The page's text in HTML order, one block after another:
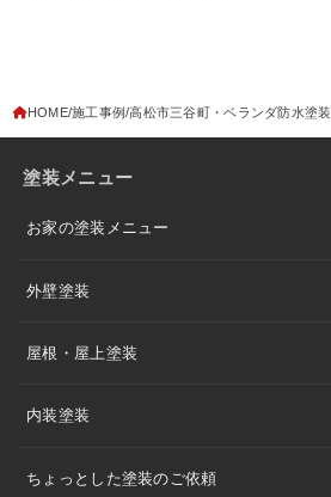
HOME 施工事例 高松市三谷町・ベランダ防水塗装
塗装メニュー
お家の塗装メニュー
外壁塗装
屋根・屋上塗装
内装塗装
ちょっとした塗装のご依頼